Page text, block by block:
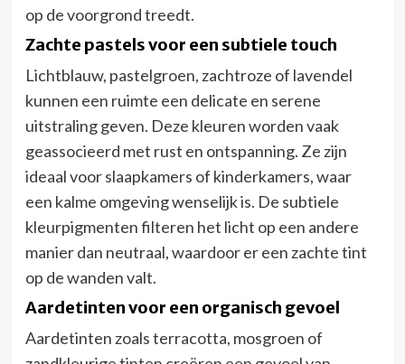
op de voorgrond treedt.
Zachte pastels voor een subtiele touch
Lichtblauw, pastelgroen, zachtroze of lavendel
kunnen een ruimte een delicate en serene
uitstraling geven. Deze kleuren worden vaak
geassocieerd met rust en ontspanning. Ze zijn
ideaal voor slaapkamers of kinderkamers, waar
een kalme omgeving wenselijk is. De subtiele
kleurpigmenten filteren het licht op een andere
manier dan neutraal, waardoor er een zachte tint
op de wanden valt.
Aardetinten voor een organisch gevoel
Aardetinten zoals terracotta, mosgroen of